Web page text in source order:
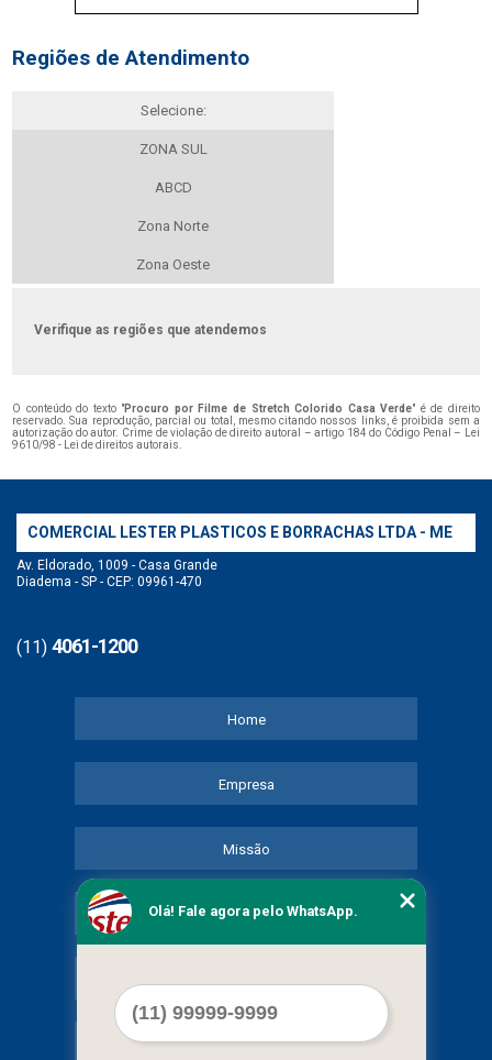
Regiões de Atendimento
Selecione:
ZONA SUL
ABCD
Zona Norte
Zona Oeste
Verifique as regiões que atendemos
O conteúdo do texto "Procuro por Filme de Stretch Colorido Casa Verde" é de direito
reservado. Sua reprodução, parcial ou total, mesmo citando nossos links, é proibida sem a
autorização do autor. Crime de violação de direito autoral – artigo 184 do Código Penal –
Lei
9610/98 - Lei de direitos autorais
COMERCIAL LESTER PLASTICOS E BORRACHAS LTDA - ME
Av. Eldorado, 1009 - Casa Grande
Diadema - SP - CEP: 09961-470
(11) 4061-1200
Home
Empresa
Missão
Serviços
Mapa do site
Olá! Fale agora pelo WhatsApp.